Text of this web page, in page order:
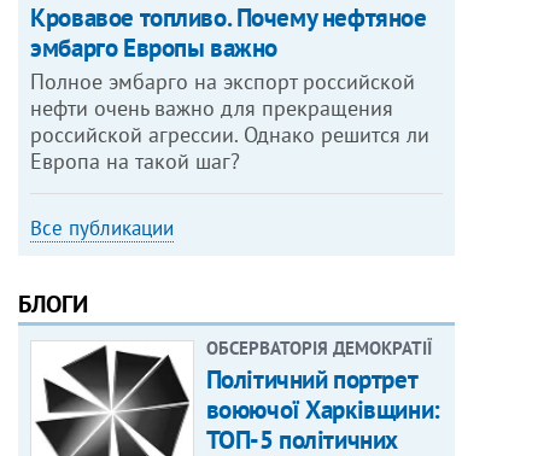
Кровавое топливо. Почему нефтяное
эмбарго Европы важно
Полное эмбарго на экспорт российской
нефти очень важно для прекращения
российской агрессии. Однако решится ли
Европа на такой шаг?
Все публикации
БЛОГИ
ОБСЕРВАТОРІЯ ДЕМОКРАТІЇ
Політичний портрет
воюючої Харківщини:
ТОП-5 політичних